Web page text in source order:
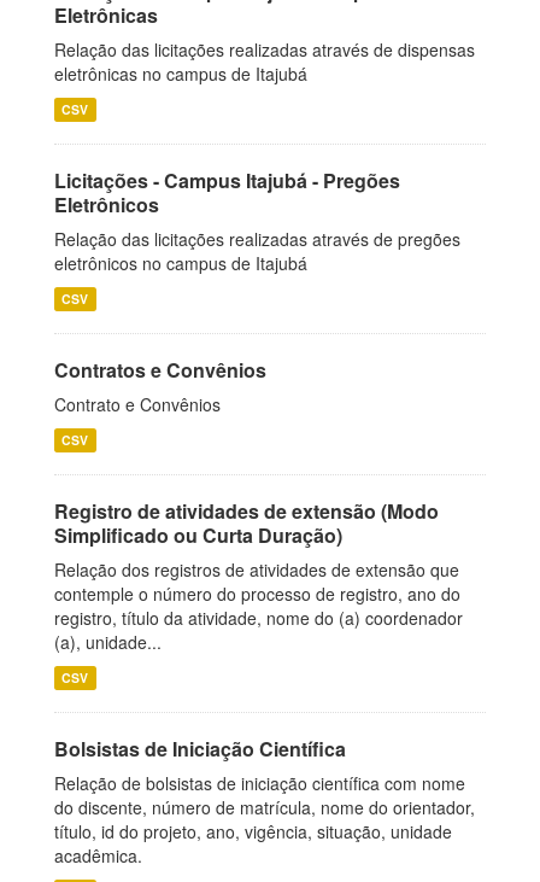
Eletrônicas
Relação das licitações realizadas através de dispensas
eletrônicas no campus de Itajubá
CSV
Licitações - Campus Itajubá - Pregões
Eletrônicos
Relação das licitações realizadas através de pregões
eletrônicos no campus de Itajubá
CSV
Contratos e Convênios
Contrato e Convênios
CSV
Registro de atividades de extensão (Modo
Simplificado ou Curta Duração)
Relação dos registros de atividades de extensão que
contemple o número do processo de registro, ano do
registro, título da atividade, nome do (a) coordenador
(a), unidade...
CSV
Bolsistas de Iniciação Científica
Relação de bolsistas de iniciação científica com nome
do discente, número de matrícula, nome do orientador,
título, id do projeto, ano, vigência, situação, unidade
acadêmica.